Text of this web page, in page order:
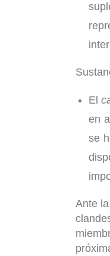
El
en
se
Ante